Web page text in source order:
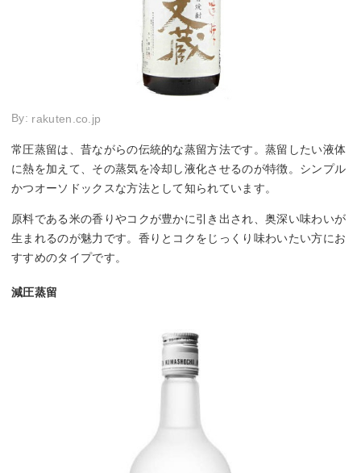
By: rakuten.co.jp
常圧蒸留は、昔ながらの伝統的な蒸留方法です。蒸留したい液体
に熱を加えて、その蒸気を冷却し液化させるのが特徴。シンプル
かつオーソドックスな方法として知られています。
原料である米の香りやコクが豊かに引き出され、奥深い味わいが
生まれるのが魅力です。香りとコクをじっくり味わいたい方にお
すすめのタイプです。
減圧蒸留